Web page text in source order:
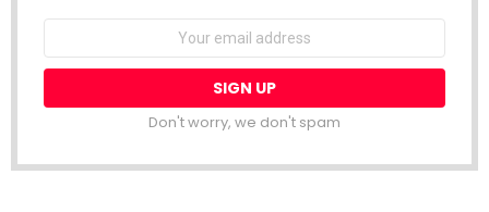
Email
Don't worry, we don't spam